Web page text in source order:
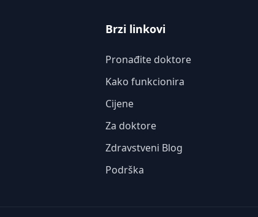
Brzi linkovi
Pronađite doktore
Kako funkcionira
Cijene
Za doktore
Zdravstveni Blog
Podrška